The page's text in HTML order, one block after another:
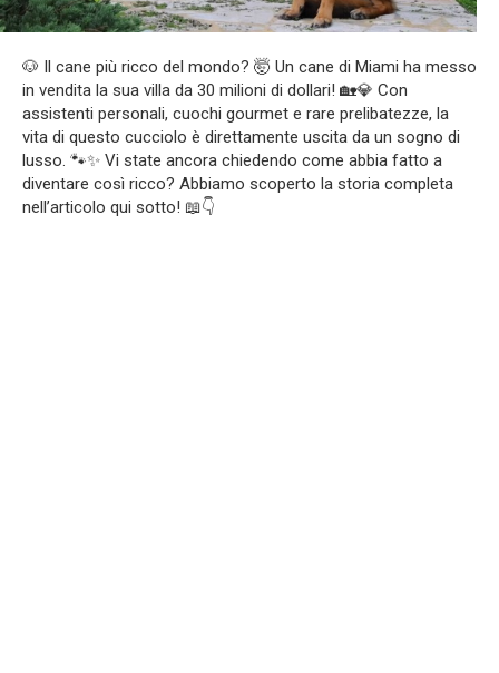
🐶 Il cane più ricco del mondo? 🤯 Un cane di Miami ha messo
in vendita la sua villa da 30 milioni di dollari! 🏡💎 Con
assistenti personali, cuochi gourmet e rare prelibatezze, la
vita di questo cucciolo è direttamente uscita da un sogno di
lusso. 🐾✨ Vi state ancora chiedendo come abbia fatto a
diventare così ricco? Abbiamo scoperto la storia completa
nell’articolo qui sotto! 📖👇